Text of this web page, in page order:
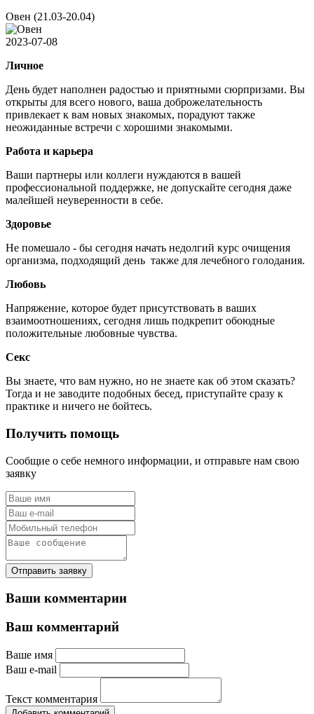
Овен (21.03-20.04)
2023-07-08
Личное
День будет наполнен радостью и приятными сюрпризами. Вы
открыты для всего нового, ваша доброжелательность
привлекает к вам новых знакомых, порадуют также
неожиданные встречи с хорошими знакомыми.
Работа и карьера
Ваши партнеры или коллеги нуждаются в вашей
профессиональной поддержке, не допускайте сегодня даже
малейшей неуверенности в себе.
Здоровье
Не помешало - бы сегодня начать недолгий курс очищения
организма, подходящий день также для лечебного голодания.
Любовь
Напряжение, которое будет присутствовать в ваших
взаимоотношениях, сегодня лишь подкрепит обоюдные
положительные любовные чувства.
Секс
Вы знаете, что вам нужно, но не знаете как об этом сказать?
Тогда и не заводите подобных бесед, приступайте сразу к
практике и ничего не бойтесь.
Получить помощь
Сообщие о себе немного информации, и отправьте нам свою
заявку
Отправить заявку
Ваши комментарии
Ваш комментарий
Ваше имя
Ваш e-mail
Текст комментария